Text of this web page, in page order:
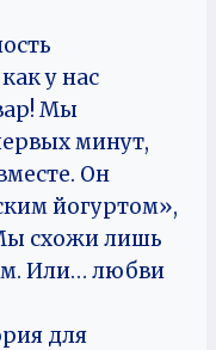
у нас
Мы
минут,
Он
йогуртом»,
схожи лишь
Или… любви
для